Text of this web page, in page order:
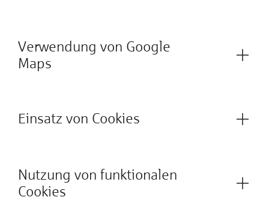
Verwendung von Google
Maps
Einsatz von Cookies
Nutzung von funktionalen
Cookies